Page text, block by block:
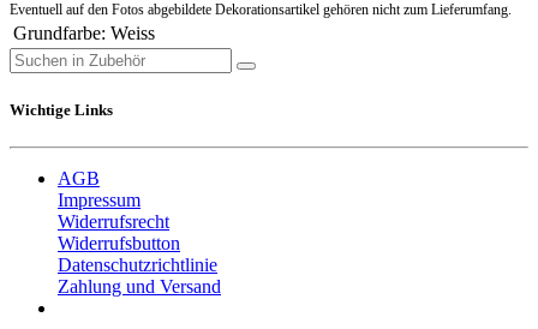
Eventuell auf den Fotos abgebildete Dekorationsartikel gehören nicht zum Lieferumfang.
Grundfarbe: Weiss
Wichtige Links
AGB
Impressum
Widerrufsrecht
Widerrufsbutton
Datenschutzrichtlinie
Zahlung und Versand